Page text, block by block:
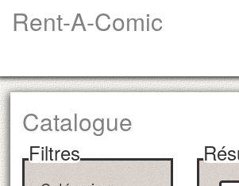
Rent-A-Comic
Catalogue
Filtres